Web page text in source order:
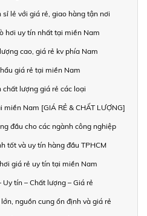
lẻ với giá rẻ, giao hàng tận nơi
hơi uy tín nhất tại miền Nam
cao, giá rẻ kv phía Nam
giá rẻ tại miền Nam
chất lượng giá rẻ các loại
Nam [GIÁ RẺ & CHẤT LƯỢNG]
đầu cho các ngành công nghiệp
tốt và uy tín hàng đầu TPHCM
giá rẻ uy tín tại miền Nam
tín – Chất lượng – Giá rẻ
nguồn cung ổn định và giá rẻ